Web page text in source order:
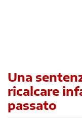
Una
ricalcare
passato